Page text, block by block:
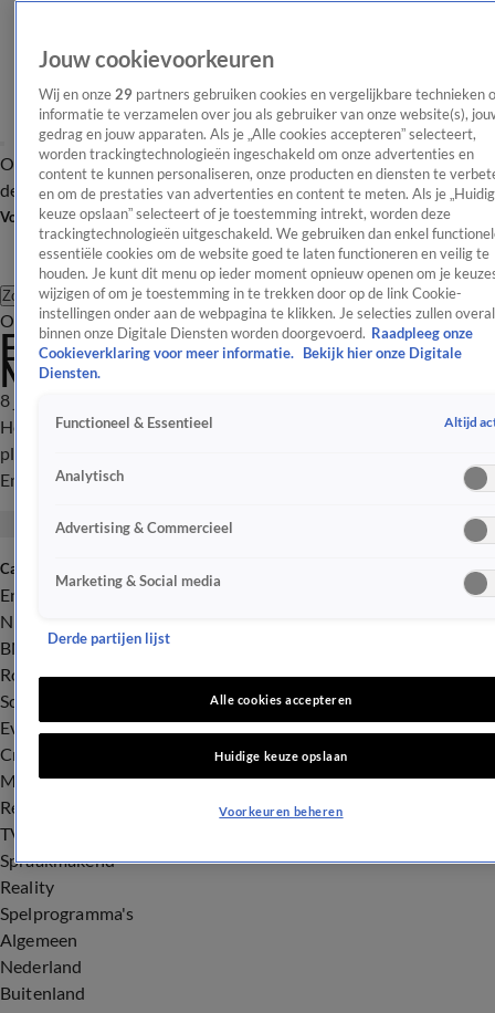
OverzichtAfleveringen Entertainment TV Algemeen
Tip
de redactieNieuwsbrief
Volg Shownieuws
Zoeken
OverzichtEntertainmentSpraakmakendRealityCrimeVideo's
Emilie Sleven live vanuit Het
Muziekfeest op het Plein
8 juli 2026, 19:34
Het grootste muziekfeest van het jaar heeft woensdagavond
plaatsgevonden. Het Muziekfeest op het Plein 2026. Onze eigen
Emilie Sleven was erbij en checkte even of de sfeer er goed in zat.
Categorieën
Entertainment
Nieuws
BN'ers
Royalty
Songfestival
Evenementen
Crime
Misdaad
Rechtszaken
TV
Spraakmakend
Reality
Spelprogramma's
Algemeen
Nederland
Buitenland
Jouw cookievoorkeuren
Wij en onze 29 partners gebruiken cookies en vergelijkbare technieken
informatie te verzamelen over jou als gebruiker van onze website(s),
gedrag en jouw apparaten. Als je „Alle cookies accepteren” selecteert,
worden trackingtechnologieën ingeschakeld om onze advertenties en
content te kunnen personaliseren, onze producten en diensten te
en om de prestaties van advertenties en content te meten. Als je
keuze opslaan” selecteert of je toestemming intrekt, worden deze
trackingtechnologieën uitgeschakeld. We gebruiken dan enkel
essentiële cookies om de website goed te laten functioneren en veilig te
houden. Je kunt dit menu op ieder moment opnieuw openen om je
wijzigen of om je toestemming in te trekken door op de link Cookie-
instellingen onder aan de webpagina te klikken. Je selecties zullen overal
binnen onze Digitale Diensten worden doorgevoerd. Raadpleeg onze
Cookieverklaring voor meer informatie.
Bekijk hier onze Digitale
Diensten.
Functioneel & Essentieel Altijd
Analytisch
Advertising & Commercieel
Marketing & Social media
Derde partijen lijst
Alle cookies accepteren
Huidige keuze opslaan
Voorkeuren beheren